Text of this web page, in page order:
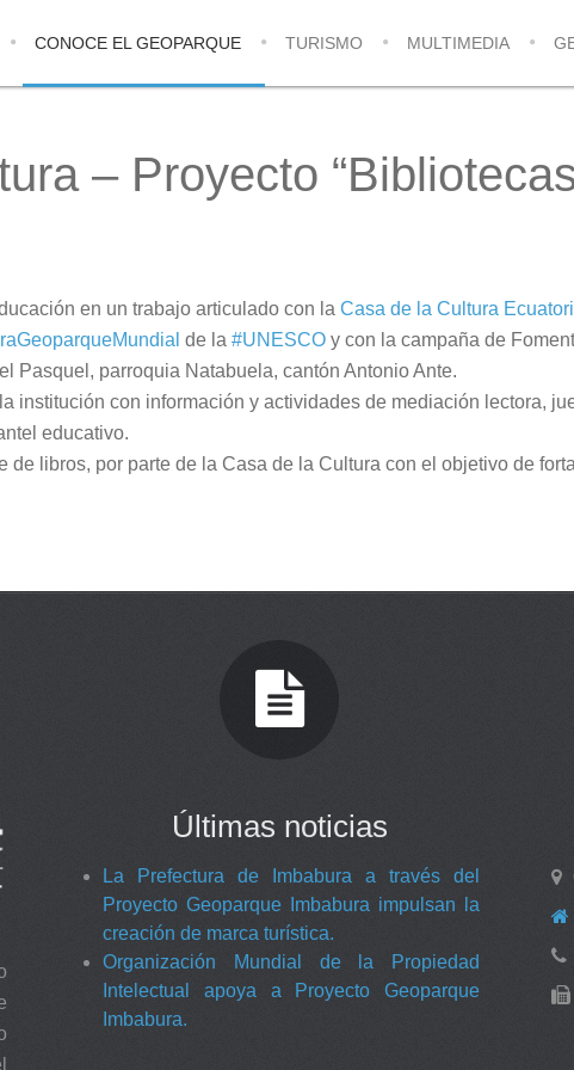
CONOCE EL GEOPARQUE TURISMO MULTIMEDIA
– Proyecto
en un trabajo articulado con la Casa de la Cultura
de la #UNESCO y con la campaña de
Pasquel, parroquia Natabuela, cantón Antonio Ante.
institución con información y actividades de mediación lectora,
educativo.
de libros, por parte de la Casa de la Cultura con el objetivo de
y Conservación17 junio
Últimas noticias
La Prefectura de Imbabura a través del
Proyecto Geoparque Imbabura impulsan la
creación de marca turística.
Organización Mundial de la Propiedad
Intelectual apoya a Proyecto Geoparque
Imbabura.